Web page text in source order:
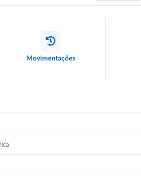
Movimentações